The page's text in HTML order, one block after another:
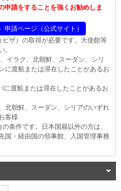
請をすることを強くお勧めしま
請ページ（公式サイト）
ザ）の取得が必要です。大使館等
イラク、北朝鮮、スーダン、シリ
に渡航または滞在したことがあるお
に渡航または滞在したことがあるお
北朝鮮、スーダン、シリアのいずれ
客様
条件です。日本国籍以外の方は、
国・経由国の領事館、入国管理事務